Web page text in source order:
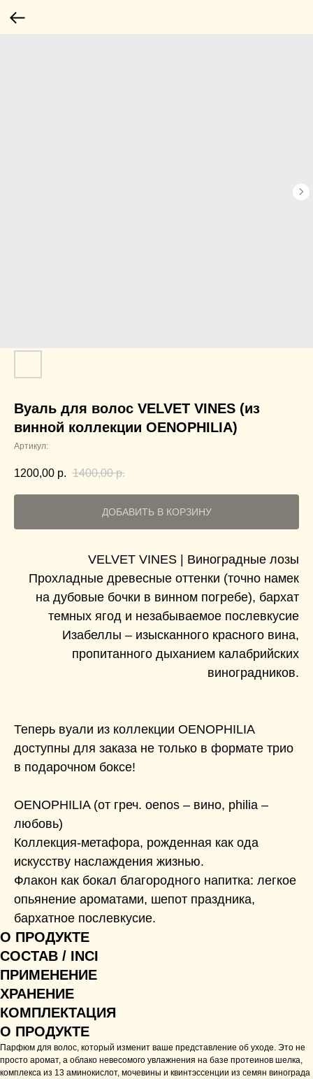
Вуаль для волос VELVET VINES (из
винной коллекции OENOPHILIA)
Артикул:
1200,00 р. 1400,00 р.
ДОБАВИТЬ В КОРЗИНУ
VELVET VINES | Виноградные лозы
Прохладные древесные оттенки (точно намек
на дубовые бочки в винном погребе), бархат
темных ягод и незабываемое послевкусие
Изабеллы – изысканного красного вина,
пропитанного дыханием калабрийских
виноградников.
Теперь вуали из коллекции OENOPHILIA
доступны для заказа не только в формате трио
в подарочном боксе!
OENOPHILIA (от греч. oenos – вино, philia –
любовь)
Коллекция-метафора, рожденная как ода
искусству наслаждения жизнью.
Флакон как бокал благородного напитка: легкое
опьянение ароматами, шепот праздника,
бархатное послевкусие.
О ПРОДУКТЕ
СОСТАВ / INCI
ПРИМЕНЕНИЕ
ХРАНЕНИЕ
КОМПЛЕКТАЦИЯ
О ПРОДУКТЕ
Парфюм для волос, который изменит ваше представление об уходе. Это не
просто аромат, а облако невесомого увлажнения на базе протеинов шелка,
комплекса из 13 аминокислот, мочевины и квинтэссенции из семян винограда